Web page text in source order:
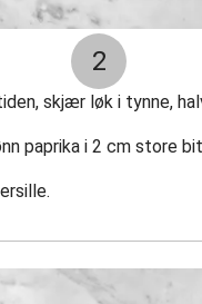
2
skjær løk i tynne,
paprika i 2 cm store